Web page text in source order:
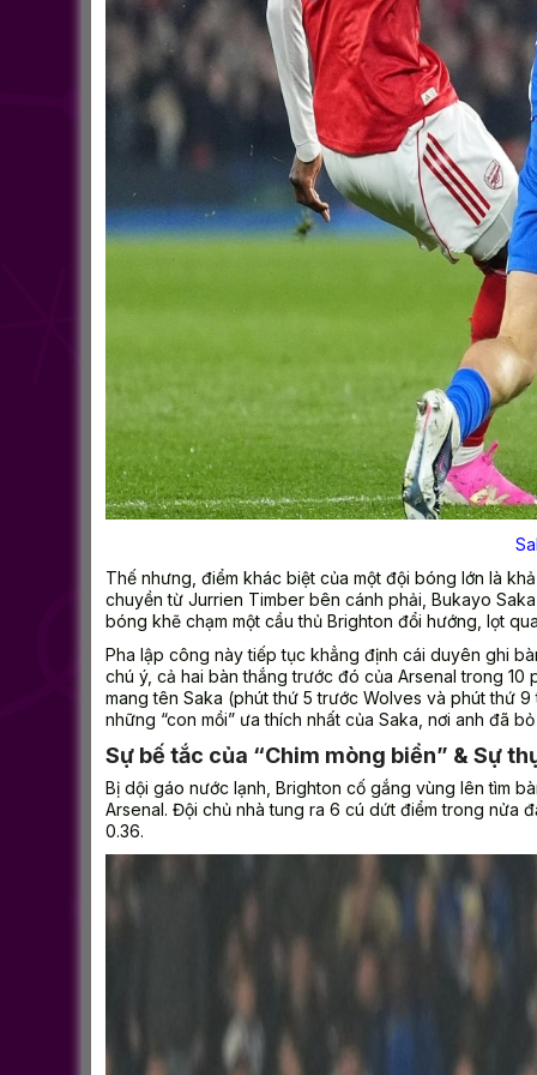
Thế nhưng, điểm khác biệt của một đội bóng lớn là
chuyền từ Jurrien Timber bên cánh phải, Bukayo
bóng khẽ chạm một cầu thủ Brighton đổi hướng, lọt
Pha lập công này tiếp tục khẳng định cái duyên ghi
chú ý, cả hai bàn thắng trước đó của Arsenal trong
mang tên Saka (phút thứ 5 trước Wolves và phút thứ
những “con mồi” ưa thích nhất của Saka, nơi anh đã
Sự bế tắc của “Chim mòng biển” & Sự
Bị dội gáo nước lạnh, Brighton cố gắng vùng lên tìm
Arsenal. Đội chủ nhà tung ra 6 cú dứt điểm trong nửa
0.36.